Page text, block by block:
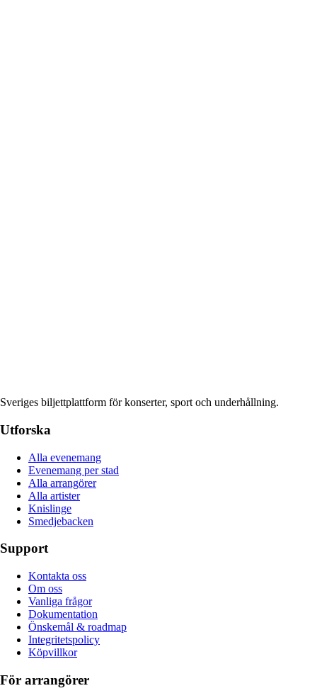
Sveriges biljettplattform för konserter, sport och underhållning.
Utforska
Alla evenemang
Evenemang per stad
Alla arrangörer
Alla artister
Knislinge
Smedjebacken
Support
Kontakta oss
Om oss
Vanliga frågor
Dokumentation
Önskemål & roadmap
Integritetspolicy
Köpvillkor
För arrangörer